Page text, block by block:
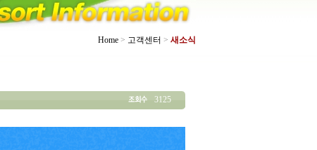
Home > 고객센터 > 새소식
3125